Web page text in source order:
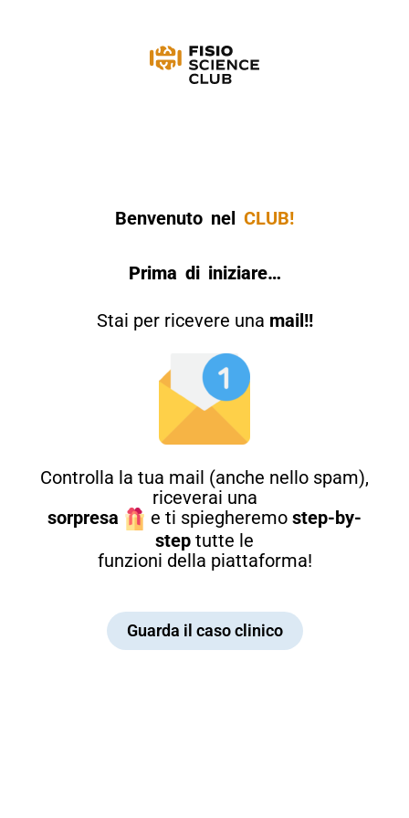
Benvenuto nel CLUB!
Prima di iniziare…
Stai per ricevere una mail!!
Controlla la tua mail (anche nello spam),
riceverai una
sorpresa
e ti spiegheremo step-by-
step tutte le
funzioni della piattaforma!
Guarda il caso clinico